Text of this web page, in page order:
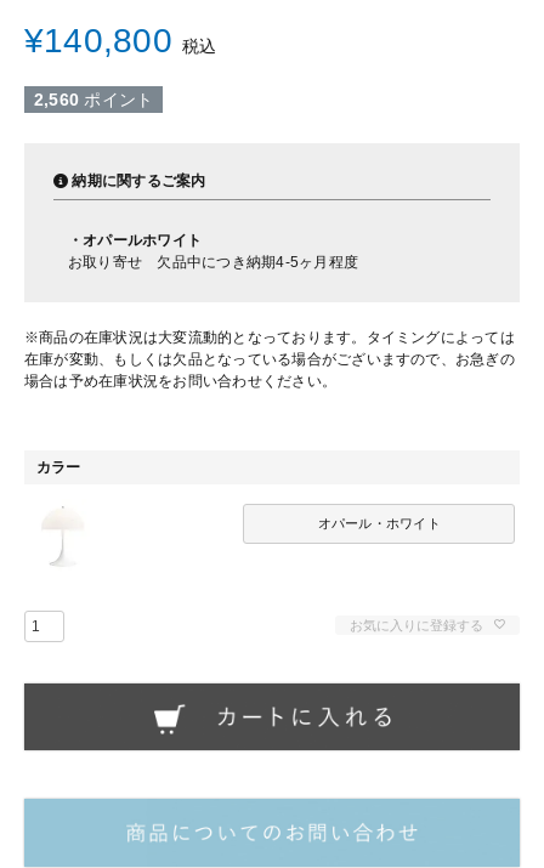
¥140,800 税込
2,560 ポイント
納期に関するご案内
・オパールホワイト
お取り寄せ 欠品中につき納期4-5ヶ月程度
※商品の在庫状況は大変流動的となっております。タイミングによっては
在庫が変動、もしくは欠品となっている場合がございますので、お急ぎの
場合は予め在庫状況をお問い合わせください。
カラー
オパール・ホワイト
お気に入りに登録する